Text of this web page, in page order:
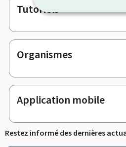
Tutoriels
Organismes
Application mobile
Restez informé des dernières